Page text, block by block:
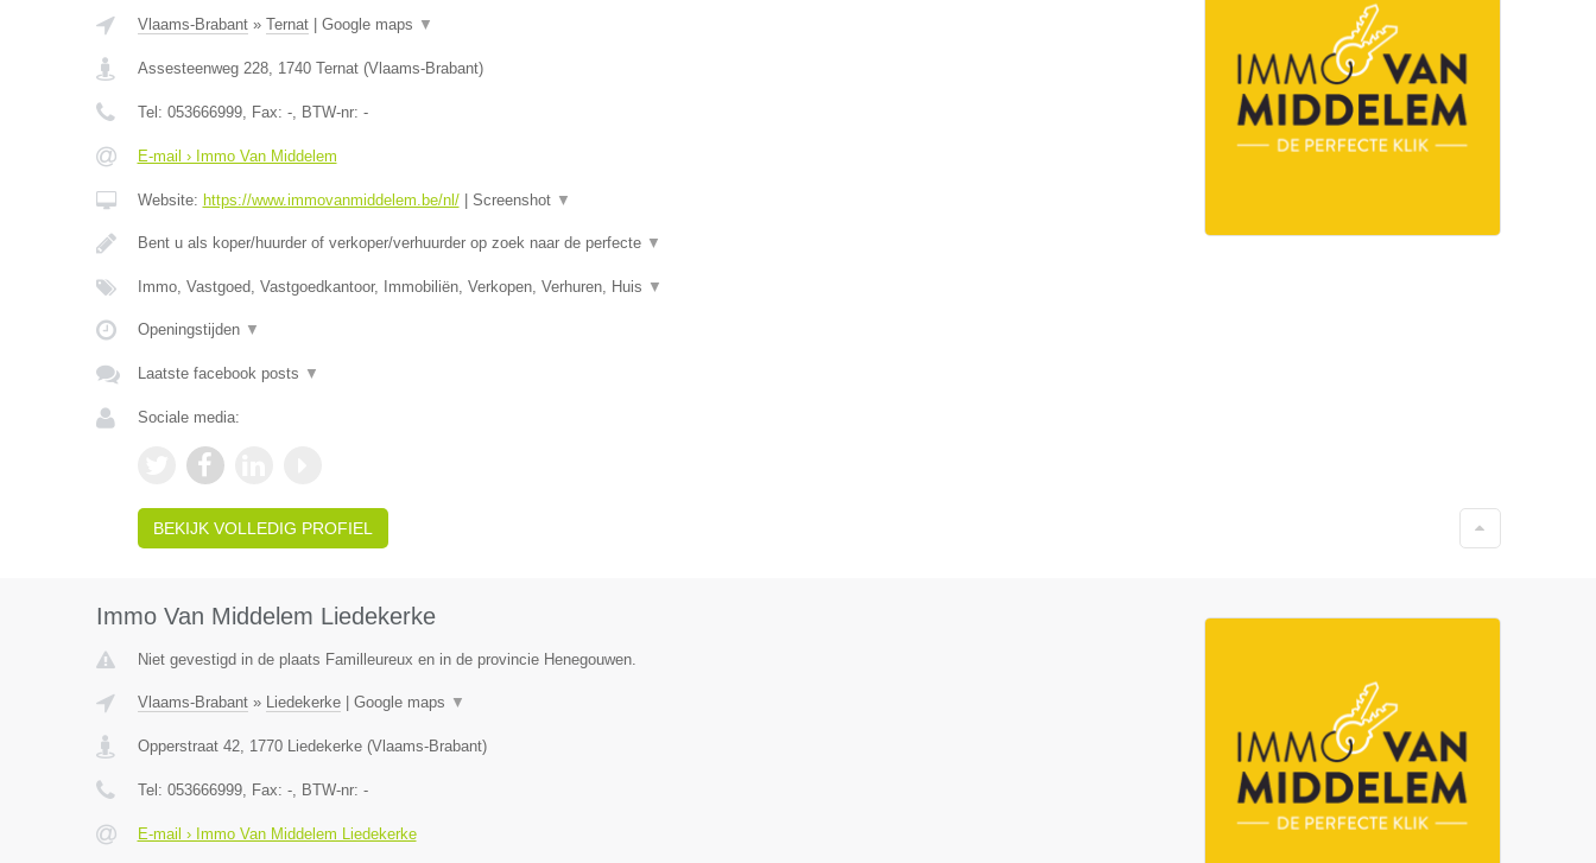
Vlaams-Brabant» Ternat| Google maps ▼
Assesteenweg 228, 1740 Ternat(Vlaams-Brabant)
Tel: 053666999, Fax: -, BTW-nr: -
E-mail › Immo Van Middelem
Website: https://www.immovanmiddelem.be/nl/| Screenshot ▼
Bent u als koper/huurder of verkoper/verhuurder op zoek naar de perfecte ▼
Immo, Vastgoed, Vastgoedkantoor, Immobiliën, Verkopen, Verhuren, Huis ▼
Openingstijden ▼
Laatste facebook posts ▼
Sociale media:
BEKIJK VOLLEDIG PROFIEL
Immo Van Middelem Liedekerke
Niet gevestigd in de plaats Familleureux en in de provincie Henegouwen.
Vlaams-Brabant» Liedekerke| Google maps ▼
Opperstraat 42, 1770 Liedekerke(Vlaams-Brabant)
Tel: 053666999, Fax: -, BTW-nr: -
E-mail › Immo Van Middelem Liedekerke